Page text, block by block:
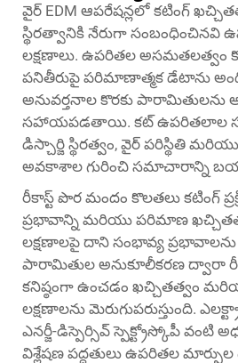
వైర్ EDM ఆపరేషన్లలో కటింగ్
స్థిరత్వానికి నేరుగా సంబంధించినవి
లక్షణాలు. ఉపరితల అసమతలత్వం
పనితీరుపై పరిమాణాత్మక డేటాను
అనువర్తనాల కొరకు పారామితులను
సహాయపడతాయి. కట్ ఉపరితలాల
డిస్చార్జి స్థిరత్వం, వైర్ పరిస్థితి
అవకాశాల గురించి సమాచారాన్ని
రీకాస్ట్ పొర మందం కొలతలు కటింగ్
ప్రభావాన్ని మరియు పరిమాణ
లక్షణాలపై దాని సంభావ్య
పారామితుల అనుకూలీకరణ ద్వారా
కనిష్ఠంగా ఉంచడం ఖచ్చితత్వం
లక్షణాలను మెరుగుపరుస్తుంది.
ఎనర్జీ-డిస్పెర్సివ్ స్పెక్ట్రోస్కోపీ వంటి
విశ్లేషణ పద్ధతులు ఉపరితల